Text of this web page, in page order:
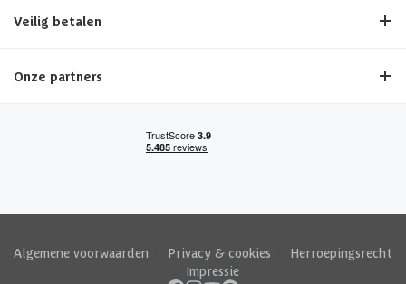
Veilig betalen
Onze partners
Algemene voorwaarden Privacy & cookies
Herroepingsrecht
Impressie